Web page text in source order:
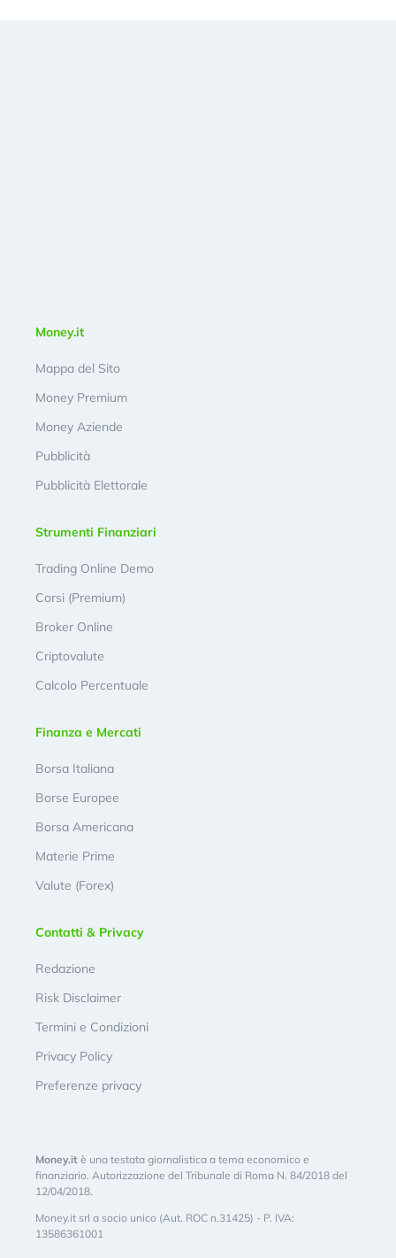
Money.it
Mappa del Sito
Money Premium
Money Aziende
Pubblicità
Pubblicità Elettorale
Strumenti Finanziari
Trading Online Demo
Corsi (Premium)
Broker Online
Criptovalute
Calcolo Percentuale
Finanza e Mercati
Borsa Italiana
Borse Europee
Borsa Americana
Materie Prime
Valute (Forex)
Contatti & Privacy
Redazione
Risk Disclaimer
Termini e Condizioni
Privacy Policy
Preferenze privacy
Money.it è una testata giornalistica a tema economico e
finanziario. Autorizzazione del Tribunale di Roma N. 84/2018 del
12/04/2018.
Money.it srl a socio unico (Aut. ROC n.31425) - P. IVA:
13586361001